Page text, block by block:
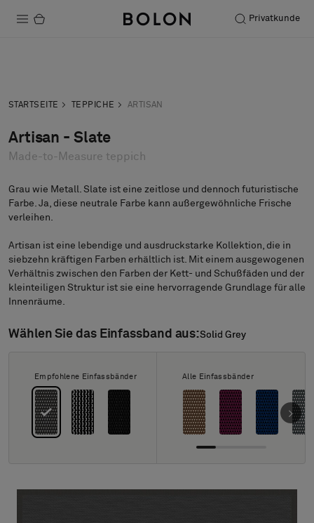
Privatkunde
Nachhaltigkeit
Installation
Instandhaltung
Designerkollaborationen
Stories
FAQ
Kontakt
Image & Material Bank
Land auswählen
STARTSEITE TEPPICHE ARTISAN
Artisan - Slate
Made-to-Measure teppich
Grau wie Metall. Slate ist eine zeitlose und dennoch futuristische
Farbe. Ja, diese neutrale Farbe kann außergewöhnliche Frische
verleihen.
Artisan ist eine lebendige und ausdruckstarke Kollektion, die in
siebzehn kräftigen Farben erhältlich ist. Mit einem ausgewogenen
Verhältnis zwischen den Farben der Kett- und Schußfäden und der
kleinteiligen Struktur ist sie eine hervorragende Grundlage für alle
Innenräume.
Wählen Sie das Einfassband aus:Solid Grey
Solid Grey
Empfohlene Einfassbänder Alle Einfassbänder